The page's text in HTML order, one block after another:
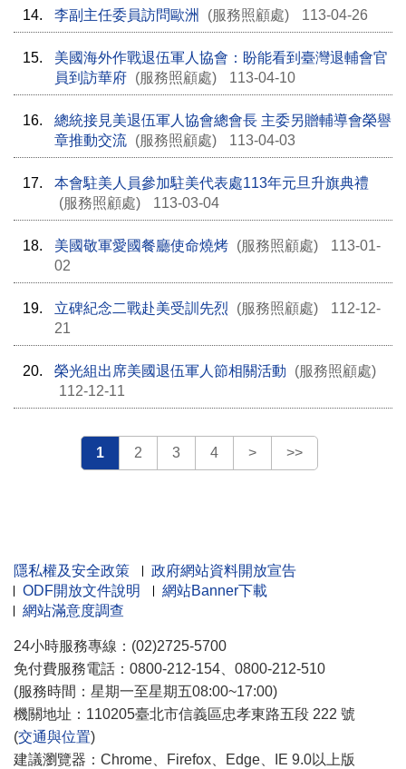
14. 李副主任委員訪問歐洲 (服務照顧處) 113-04-26
15.
美國海外作戰退伍軍人協會：盼能看到臺灣退輔會官
員到訪華府 (服務照顧處) 113-04-10
16.
總統接見美退伍軍人協會總會長 主委另贈輔導會榮譽
章推動交流 (服務照顧處) 113-04-03
17.
本會駐美人員參加駐美代表處113年元旦升旗典禮
(服務照顧處)
113-03-04
18. 美國敬軍愛國餐廳使命燒烤 (服務照顧處)
113-01-
02
19. 立碑紀念二戰赴美受訓先烈 (服務照顧處)
112-12-
21
20. 榮光組出席美國退伍軍人節相關活動
(服務照顧處)
112-12-11
1 2 3 4 > >>
隱私權及安全政策
政府網站資料開放宣告
ODF開放文件說明
網站Banner下載
網站滿意度調查
24小時服務專線：(02)2725-5700
免付費服務電話：0800-212-154、0800-212-510
(服務時間：星期一至星期五08:00~17:00)
機關地址：110205臺北市信義區忠孝東路五段 222 號
(交通與位置)
建議瀏覽器：Chrome、Firefox、Edge、IE 9.0以上版